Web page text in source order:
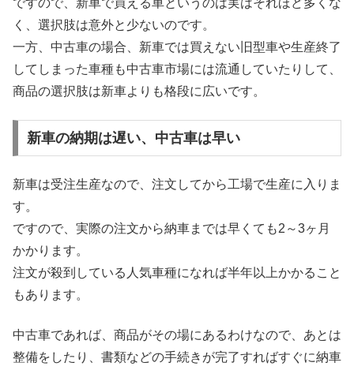
く、選択肢は意外と少ないのです。
一方、中古車の場合、新車では買えない旧型車や生産終了
してしまった車種も中古車市場には流通していたりして、
商品の選択肢は新車よりも格段に広いです。
新車の納期は遅い、中古車は早い
新車は受注生産なので、注文してから工場で生産に入りま
す。
ですので、実際の注文から納車までは早くても2～3ヶ月
かかります。
注文が殺到している人気車種になれば半年以上かかること
もあります。
中古車であれば、商品がその場にあるわけなので、あとは
整備をしたり、書類などの手続きが完了すればすぐに納車